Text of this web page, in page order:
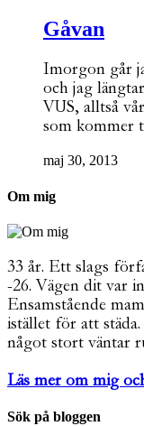
Gåvan
Imorgon går
och jag
VUS, alltså
som kommer
maj 30, 2013
Om mig
33 år. Ett slags
-26. Vägen dit var
Ensamstående
istället för att
något stort väntar
Läs mer om mig
Sök på bloggen